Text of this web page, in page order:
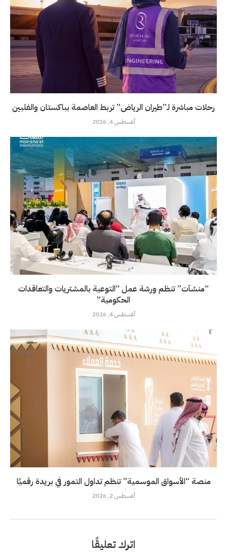
رحلات مباشرة لـ”طيران الرياض” تربط العاصمة بباكستان والفلبين
أغسطس 4, 2026
“منشآت” تنظم ورشة عمل “التوعية بالمشتريات والتعاقدات
الحكومية”
أغسطس 4, 2026
منصة “الأسواق الموسمية” تنظم تداول التمور في بريدة رقميًا
أغسطس 2, 2026
اترك تعليقًا